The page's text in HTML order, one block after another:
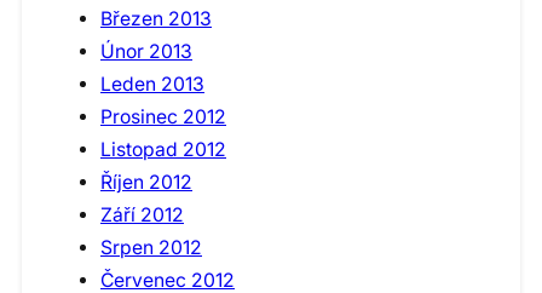
Březen 2013
Únor 2013
Leden 2013
Prosinec 2012
Listopad 2012
Říjen 2012
Září 2012
Srpen 2012
Červenec 2012